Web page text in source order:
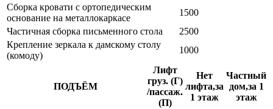
Сборка кровати с ортопедическим
основание на металлокаркасе
1500
Частичная сборка письменного стола
2500
Крепление зеркала к дамскому столу
(комоду)
1000
ПОДЪЁМ
Лифт
груз. (Г)
/пассаж.
(П)
Нет
лифта,за
1 этаж
Частный
дом,за 1
этаж